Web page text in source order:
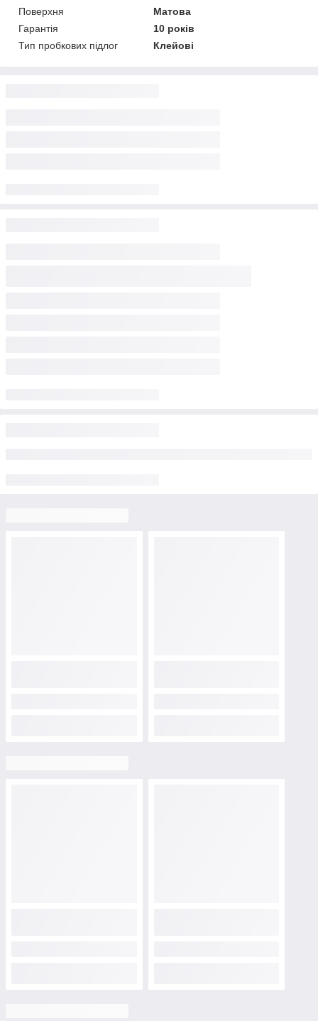
Поверхня
Матова
Гарантія
10 років
Тип пробкових підлог
Клейові